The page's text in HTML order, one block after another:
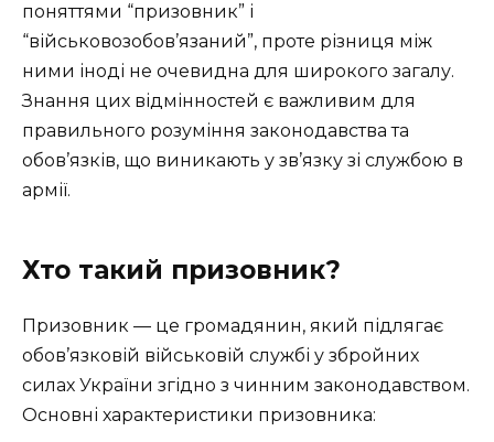
поняттями “призовник” і
“військовозобов’язаний”, проте різниця між
ними іноді не очевидна для широкого загалу.
Знання цих відмінностей є важливим для
правильного розуміння законодавства та
обов’язків, що виникають у зв’язку зі службою в
армії.
Хто такий призовник?
Призовник — це громадянин, який підлягає
обов’язковій військовій службі у збройних
силах України згідно з чинним законодавством.
Основні характеристики призовника: